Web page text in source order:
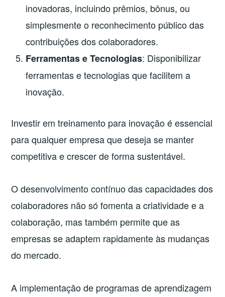
inovadoras, incluindo prêmios, bônus, ou
simplesmente o reconhecimento público das
contribuições dos colaboradores.
Ferramentas e Tecnologias: Disponibilizar
ferramentas e tecnologias que facilitem a
inovação.
Investir em treinamento para inovação é essencial
para qualquer empresa que deseja se manter
competitiva e crescer de forma sustentável.
O desenvolvimento contínuo das capacidades dos
colaboradores não só fomenta a criatividade e a
colaboração, mas também permite que as
empresas se adaptem rapidamente às mudanças
do mercado.
A implementação de programas de aprendizagem